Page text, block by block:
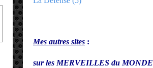
Mes autres sites :
sur les MERVEILLES du MONDE